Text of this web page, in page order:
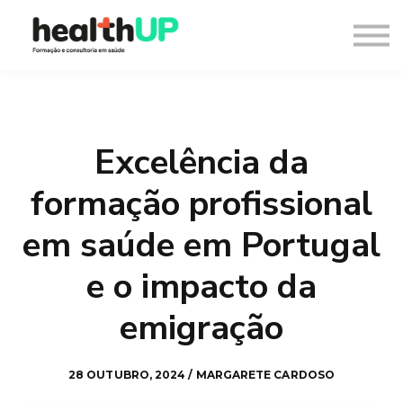
Blog
Registar
Excelência da
formação profissional
em saúde em Portugal
e o impacto da
emigração
28 OUTUBRO, 2024 / MARGARETE CARDOSO